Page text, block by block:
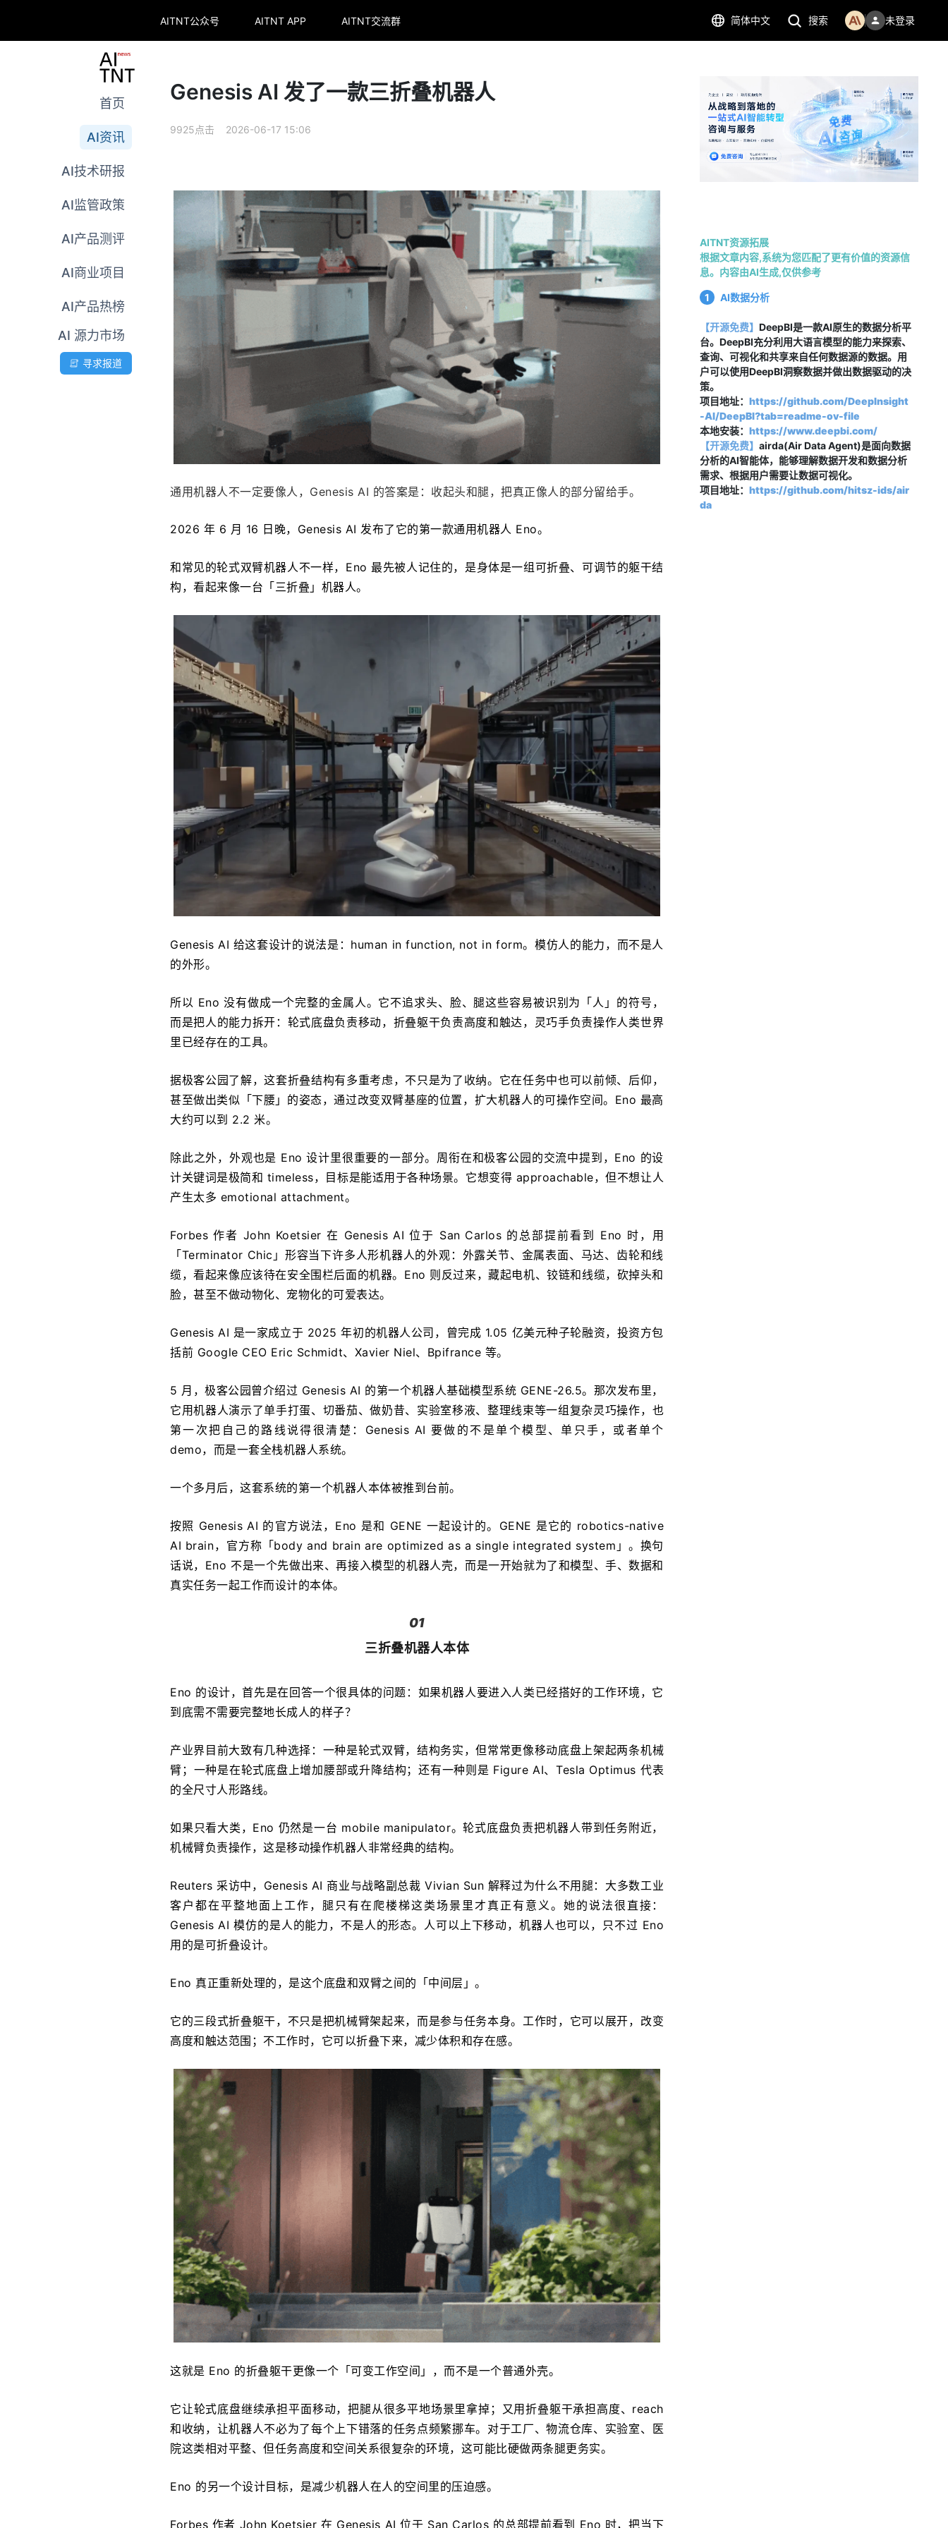
AITNT公众号 AITNT APP AITNT交流群 简体中文 搜索 未登录
首页
AI资讯
AI技术研报
AI监管政策
AI产品测评
AI商业项目
AI产品热榜
AI 源力市场
寻求报道
Genesis AI 发了一款三折叠机器人
9925点击 2026-06-17 15:06
通用机器人不一定要像人，Genesis AI 的答案是：收起头和腿，把真正像人的部分留给手。
2026 年 6 月 16 日晚，Genesis AI 发布了它的第一款通用机器人 Eno。
和常见的轮式双臂机器人不一样，Eno 最先被人记住的，是身体是一组可折叠、可调节的躯干结
构，看起来像一台「三折叠」机器人。
Genesis AI 给这套设计的说法是：human in function, not in form。模仿人的能力，而不是人
的外形。
所以 Eno 没有做成一个完整的金属人。它不追求头、脸、腿这些容易被识别为「人」的符号，
而是把人的能力拆开：轮式底盘负责移动，折叠躯干负责高度和触达，灵巧手负责操作人类世界
里已经存在的工具。
据极客公园了解，这套折叠结构有多重考虑，不只是为了收纳。它在任务中也可以前倾、后仰，
甚至做出类似「下腰」的姿态，通过改变双臂基座的位置，扩大机器人的可操作空间。Eno 最高
大约可以到 2.2 米。
除此之外，外观也是 Eno 设计里很重要的一部分。周衔在和极客公园的交流中提到，Eno 的设
计关键词是极简和 timeless，目标是能适用于各种场景。它想变得 approachable，但不想让人
产生太多 emotional attachment。
Forbes 作者 John Koetsier 在 Genesis AI 位于 San Carlos 的总部提前看到 Eno 时，用
「Terminator Chic」形容当下许多人形机器人的外观：外露关节、金属表面、马达、齿轮和线
缆，看起来像应该待在安全围栏后面的机器。Eno 则反过来，藏起电机、铰链和线缆，砍掉头和
脸，甚至不做动物化、宠物化的可爱表达。
Genesis AI 是一家成立于 2025 年初的机器人公司，曾完成 1.05 亿美元种子轮融资，投资方包
括前 Google CEO Eric Schmidt、Xavier Niel、Bpifrance 等。
5 月，极客公园曾介绍过 Genesis AI 的第一个机器人基础模型系统 GENE-26.5。那次发布里，
它用机器人演示了单手打蛋、切番茄、做奶昔、实验室移液、整理线束等一组复杂灵巧操作，也
第一次把自己的路线说得很清楚：Genesis AI 要做的不是单个模型、单只手，或者单个
demo，而是一套全栈机器人系统。
一个多月后，这套系统的第一个机器人本体被推到台前。
按照 Genesis AI 的官方说法，Eno 是和 GENE 一起设计的。GENE 是它的 robotics-native
AI brain，官方称「body and brain are optimized as a single integrated system」。换句
话说，Eno 不是一个先做出来、再接入模型的机器人壳，而是一开始就为了和模型、手、数据和
真实任务一起工作而设计的本体。
01
三折叠机器人本体
Eno 的设计，首先是在回答一个很具体的问题：如果机器人要进入人类已经搭好的工作环境，它
到底需不需要完整地长成人的样子？
产业界目前大致有几种选择：一种是轮式双臂，结构务实，但常常更像移动底盘上架起两条机械
臂；一种是在轮式底盘上增加腰部或升降结构；还有一种则是 Figure AI、Tesla Optimus 代表
的全尺寸人形路线。
如果只看大类，Eno 仍然是一台 mobile manipulator。轮式底盘负责把机器人带到任务附近，
机械臂负责操作，这是移动操作机器人非常经典的结构。
Reuters 采访中，Genesis AI 商业与战略副总裁 Vivian Sun 解释过为什么不用腿：大多数工业
客户都在平整地面上工作，腿只有在爬楼梯这类场景里才真正有意义。她的说法很直接：
Genesis AI 模仿的是人的能力，不是人的形态。人可以上下移动，机器人也可以，只不过 Eno
用的是可折叠设计。
Eno 真正重新处理的，是这个底盘和双臂之间的「中间层」。
它的三段式折叠躯干，不只是把机械臂架起来，而是参与任务本身。工作时，它可以展开，改变
高度和触达范围；不工作时，它可以折叠下来，减少体积和存在感。
这就是 Eno 的折叠躯干更像一个「可变工作空间」，而不是一个普通外壳。
它让轮式底盘继续承担平面移动，把腿从很多平地场景里拿掉；又用折叠躯干承担高度、reach
和收纳，让机器人不必为了每个上下错落的任务点频繁挪车。对于工厂、物流仓库、实验室、医
院这类相对平整、但任务高度和空间关系很复杂的环境，这可能比硬做两条腿更务实。
Eno 的另一个设计目标，是减少机器人在人的空间里的压迫感。
Forbes 作者 John Koetsier 在 Genesis AI 位于 San Carlos 的总部提前看到 Eno 时，把当下
AITNT资源拓展
根据文章内容,系统为您匹配了更有价值的资源信
息。内容由AI生成,仅供参考
1 AI数据分析
【开源免费】 DeepBI是一款AI原生的数据分析平
台。DeepBI充分利用大语言模型的能力来探索、
查询、可视化和共享来自任何数据源的数据。用
户可以使用DeepBI洞察数据并做出数据驱动的决
策。
项目地址： https://github.com/DeepInsight
-AI/DeepBI?tab=readme-ov-file
本地安装： https://www.deepbi.com/
【开源免费】 airda(Air Data Agent)是面向数据
分析的AI智能体，能够理解数据开发和数据分析
需求、根据用户需要让数据可视化。
项目地址： https://github.com/hitsz-ids/air
da